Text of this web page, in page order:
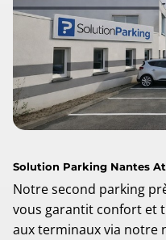
Solution Parking Nantes
Notre second parking
vous garantit confort et
aux terminaux via notre